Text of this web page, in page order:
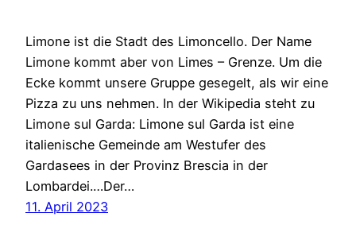
Limone ist die Stadt des Limoncello. Der Name
Limone kommt aber von Limes – Grenze. Um die
Ecke kommt unsere Gruppe gesegelt, als wir eine
Pizza zu uns nehmen. In der Wikipedia steht zu
Limone sul Garda: Limone sul Garda ist eine
italienische Gemeinde am Westufer des
Gardasees in der Provinz Brescia in der
Lombardei.…Der…
11. April 2023